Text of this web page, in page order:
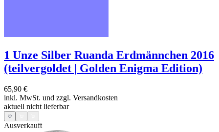
1 Unze Silber Ruanda Erdmännchen 2016
(teilvergoldet | Golden Enigma Edition)
65,90 €
inkl. MwSt. und zzgl. Versandkosten
aktuell nicht lieferbar
Ausverkauft